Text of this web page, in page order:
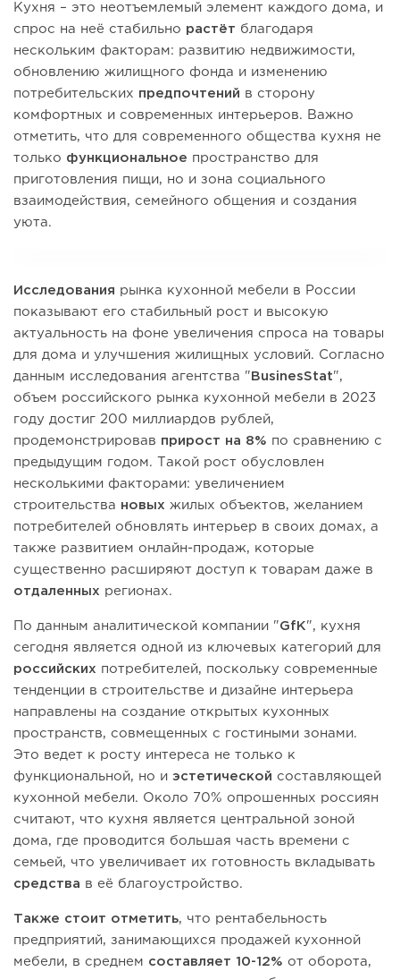
Кухня – это неотъемлемый элемент каждого дома, и
спрос на неё стабильно растёт благодаря
нескольким факторам: развитию недвижимости,
обновлению жилищного фонда и изменению
потребительских предпочтений в сторону
комфортных и современных интерьеров. Важно
отметить, что для современного общества кухня не
только функциональное пространство для
приготовления пищи, но и зона социального
взаимодействия, семейного общения и создания
уюта.
Исследования рынка кухонной мебели в России
показывают его стабильный рост и высокую
актуальность на фоне увеличения спроса на товары
для дома и улучшения жилищных условий. Согласно
данным исследования агентства " BusinesStat",
объем российского рынка кухонной мебели в 2023
году достиг 200 миллиардов рублей,
продемонстрировав прирост на 8% по сравнению с
предыдущим годом. Такой рост обусловлен
несколькими факторами: увеличением
строительства новых жилых объектов, желанием
потребителей обновлять интерьер в своих домах, а
также развитием онлайн-продаж, которые
существенно расширяют доступ к товарам даже в
отдаленных регионах.
По данным аналитической компании "GfK", кухня
сегодня является одной из ключевых категорий для
российских потребителей, поскольку современные
тенденции в строительстве и дизайне интерьера
направлены на создание открытых кухонных
пространств, совмещенных с гостиными зонами.
Это ведет к росту интереса не только к
функциональной, но и эстетической составляющей
кухонной мебели. Около 70% опрошенных россиян
считают, что кухня является центральной зоной
дома, где проводится большая часть времени с
семьей, что увеличивает их готовность вкладывать
средства в её благоустройство.
Также стоит отметить, что рентабельность
предприятий, занимающихся продажей кухонной
мебели, в среднем составляет 10-12% от оборота,